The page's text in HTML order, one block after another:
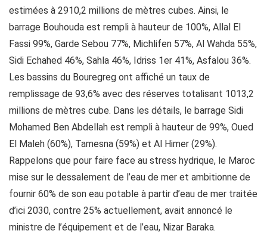
estimées à 2910,2 millions de mètres cubes. Ainsi, le
barrage Bouhouda est rempli à hauteur de 100%, Allal El
Fassi 99%, Garde Sebou 77%, Michlifen 57%, Al Wahda 55%,
Sidi Echahed 46%, Sahla 46%, Idriss 1er 41%, Asfalou 36%.
Les bassins du Bouregreg ont affiché un taux de
remplissage de 93,6% avec des réserves totalisant 1013,2
millions de mètres cube. Dans les détails, le barrage Sidi
Mohamed Ben Abdellah est rempli à hauteur de 99%, Oued
El Maleh (60%), Tamesna (59%) et Al Himer (29%).
Rappelons que pour faire face au stress hydrique, le Maroc
mise sur le dessalement de l’eau de mer et ambitionne de
fournir 60% de son eau potable à partir d’eau de mer traitée
d’ici 2030, contre 25% actuellement, avait annoncé le
ministre de l’équipement et de l’eau, Nizar Baraka.